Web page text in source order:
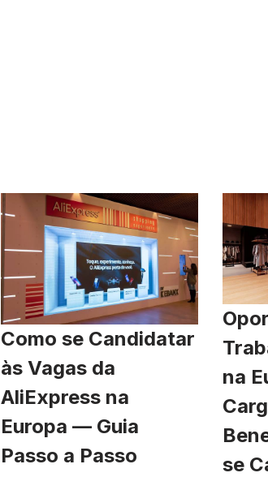
Como se Candidatar
às Vagas da
AliExpress na
Europa — Guia
Passo a Passo
na
se